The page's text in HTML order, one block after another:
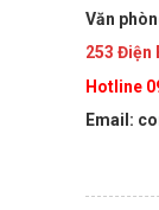
Văn
253 Điện
Hotline
Email: